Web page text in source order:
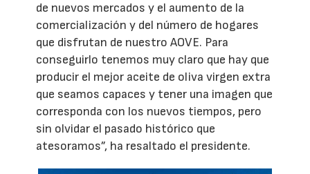
de nuevos mercados y el aumento de la
comercialización y del número de hogares
que disfrutan de nuestro AOVE. Para
conseguirlo tenemos muy claro que hay que
producir el mejor aceite de oliva virgen extra
que seamos capaces y tener una imagen que
corresponda con los nuevos tiempos, pero
sin olvidar el pasado histórico que
atesoramos”, ha resaltado el presidente.